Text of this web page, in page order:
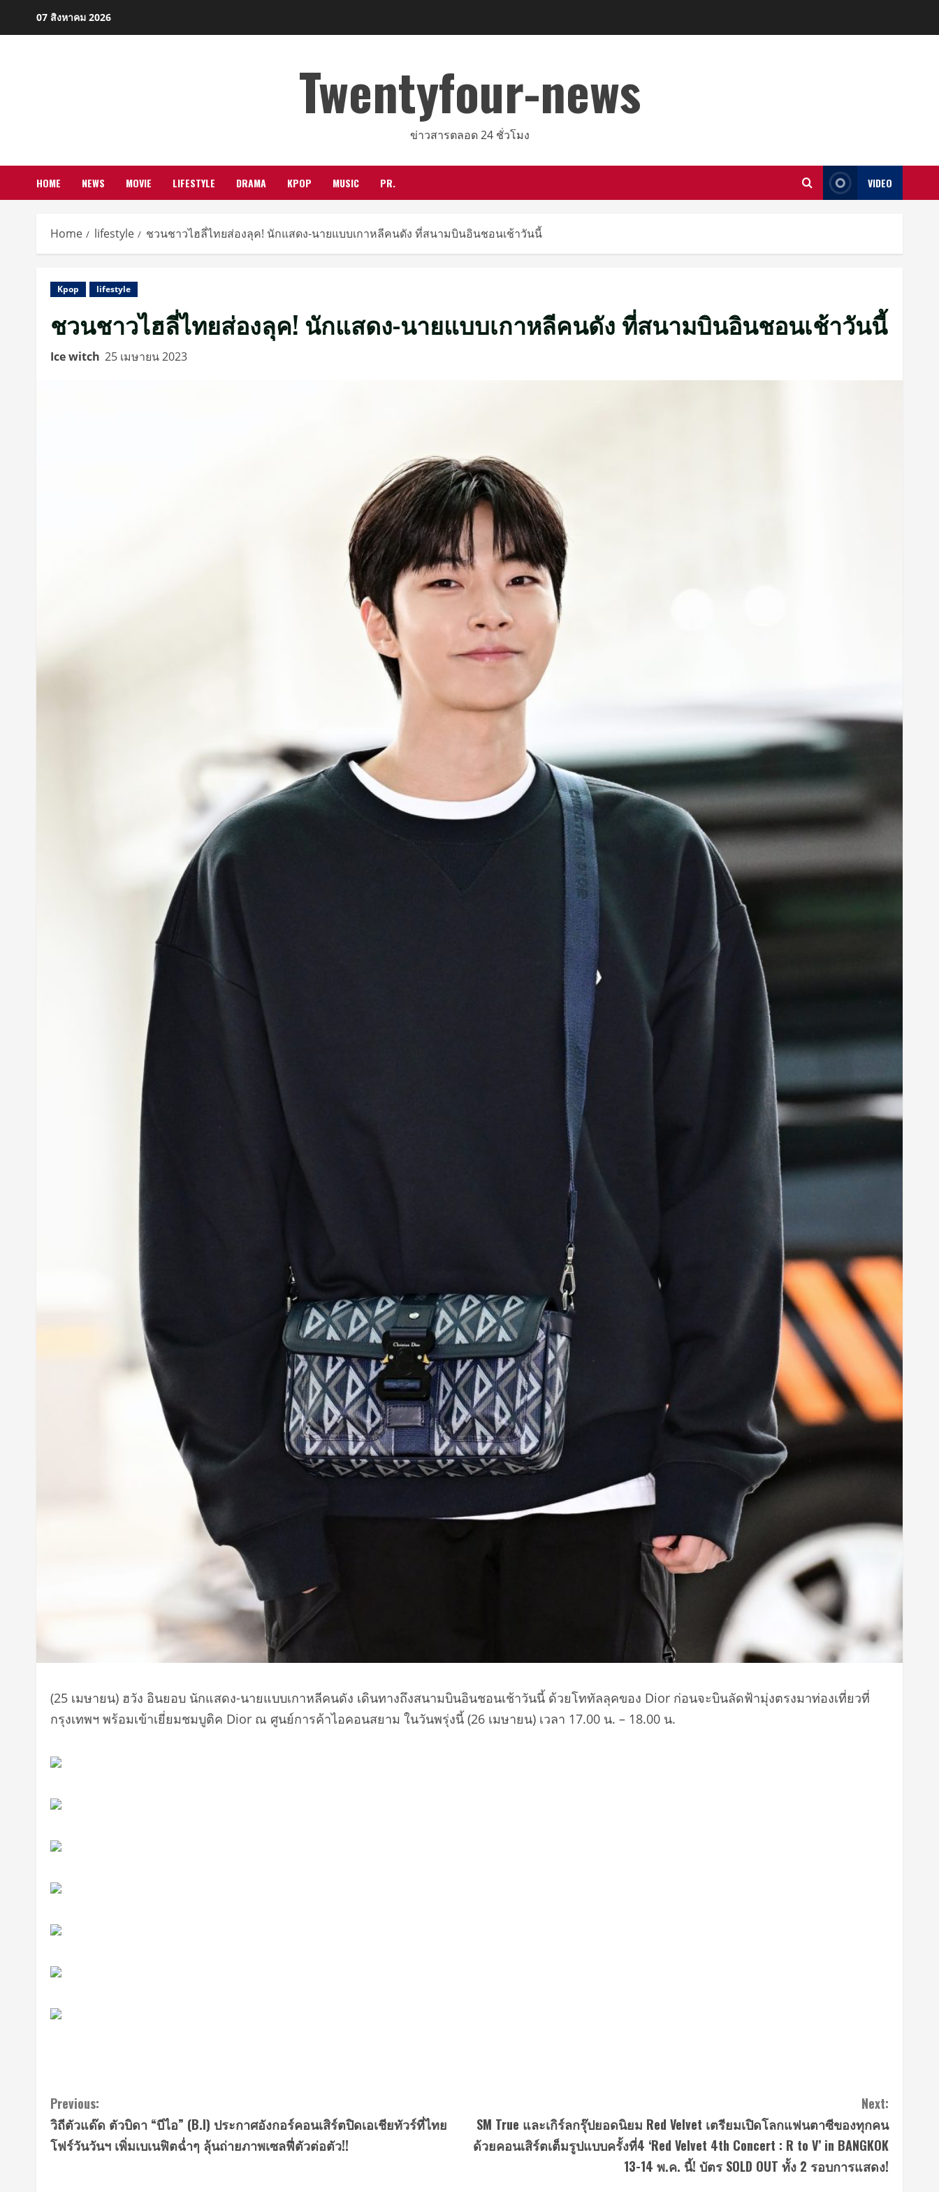
07 สิงหาคม 2026
Twentyfour-news
ข่าวสารตลอด 24 ชั่วโมง
HOME NEWS MOVIE LIFESTYLE DRAMA KPOP MUSIC PR. VIDEO
Home lifestyle ชวนชาวไฮลี่ไทยส่องลุค! นักแสดง-นายแบบเกาหลีคนดัง ที่สนามบินอินชอนเช้าวันนี้
Kpop lifestyle
ชวนชาวไฮลี่ไทยส่องลุค! นักแสดง-นายแบบเกาหลีคนดัง ที่สนามบินอินชอนเช้าวันนี้
Ice witch 25 เมษายน 2023
(25 เมษายน) ฮวัง อินยอบ นักแสดง-นายแบบเกาหลีคนดัง เดินทางถึงสนามบินอินชอนเช้าวันนี้ ด้วยโททัลลุคของ Dior ก่อนจะบินลัดฟ้ามุ่งตรงมาท่องเที่ยวที่
กรุงเทพฯ พร้อมเข้าเยี่ยมชมบูติค Dior ณ ศูนย์การค้าไอคอนสยาม ในวันพรุ่งนี้ (26 เมษายน) เวลา 17.00 น. – 18.00 น.
Continue
Reading
Previous:
วิถีตัวแด๊ด ตัวบิดา “บีไอ” (B.I) ประกาศอังกอร์คอนเสิร์ตปิดเอเชียทัวร์ที่ไทย
โฟร์วันวันฯ เพิ่มเบเนฟิตฉ่ำๆ ลุ้นถ่ายภาพเซลฟี่ตัวต่อตัว!!
Next:
SM True และเกิร์ลกรุ๊ปยอดนิยม Red Velvet เตรียมเปิดโลกแฟนตาซีของทุกคน
ด้วยคอนเสิร์ตเต็มรูปแบบครั้งที่4 ‘Red Velvet 4th Concert : R to V’ in BANGKOK
13-14 พ.ค. นี้! บัตร SOLD OUT ทั้ง 2 รอบการแสดง!